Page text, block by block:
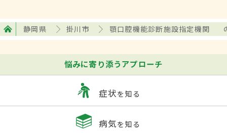
静岡県 掛川市 顎口腔機能診断施設指定機関
悩みに寄り添うアプローチ
症状を知る
病気を知る